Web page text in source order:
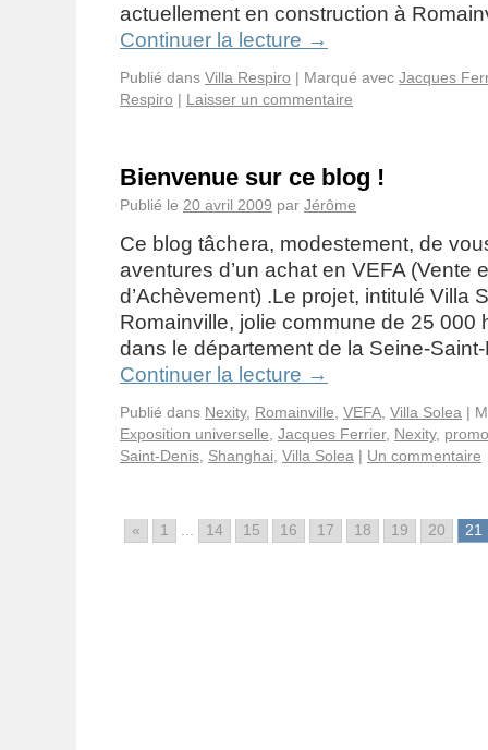
actuellement en construction à
Continuer la lecture →
Publié dans Villa Respiro | Marqué avec Jacques
Respiro | Laisser un commentaire
Bienvenue sur ce blog !
Publié le 20 avril 2009 par Jérôme
Ce blog tâchera, modestement, de
aventures d’un achat en VEFA (Vente
d’Achèvement) .Le projet, intitulé Villa
Romainville, jolie commune de 25 000
dans le département de la Seine-
Continuer la lecture →
Publié dans Nexity, Romainville VEFA Villa Solea |
Exposition universelle Jacques Ferrier, Nexity,
Saint-Denis Shanghai Villa Solea | Un commentaire
« 1 14 15 16 17 18 19 20 21